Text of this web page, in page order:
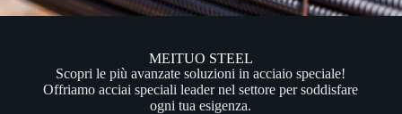
MEITUO STEEL
Scopri le più avanzate soluzioni in acciaio speciale!
Offriamo acciai speciali leader nel settore per soddisfare
ogni tua esigenza.